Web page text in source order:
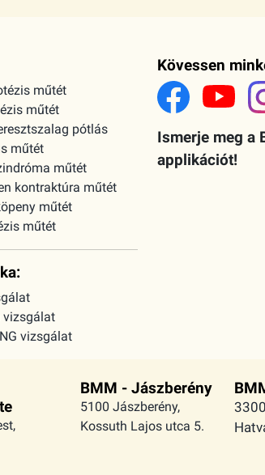
műtét
műtét
pótlás
műtét
műtét
kontraktúra műtét
műtét
műtét
vizsgálat
vizsgálat
Kövessen
Ismerje meg a
applikációt!
BMM - Jászberény
5100 Jászberény,
Kossuth Lajos utca 5.